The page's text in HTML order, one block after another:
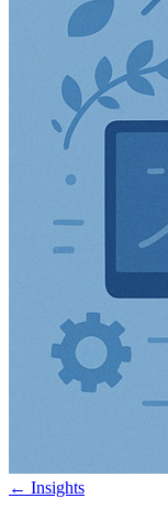
← Insights